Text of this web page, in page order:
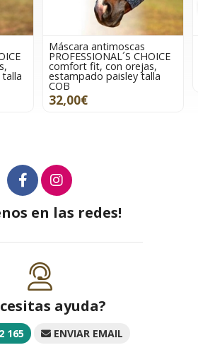
Máscara antimoscas
PROFESSIONAL´S CHOICE
comfort fit, con orejas,
estampado paisley talla
COB
32,00€
en las redes!
ayuda?
165 ENVIAR EMAIL